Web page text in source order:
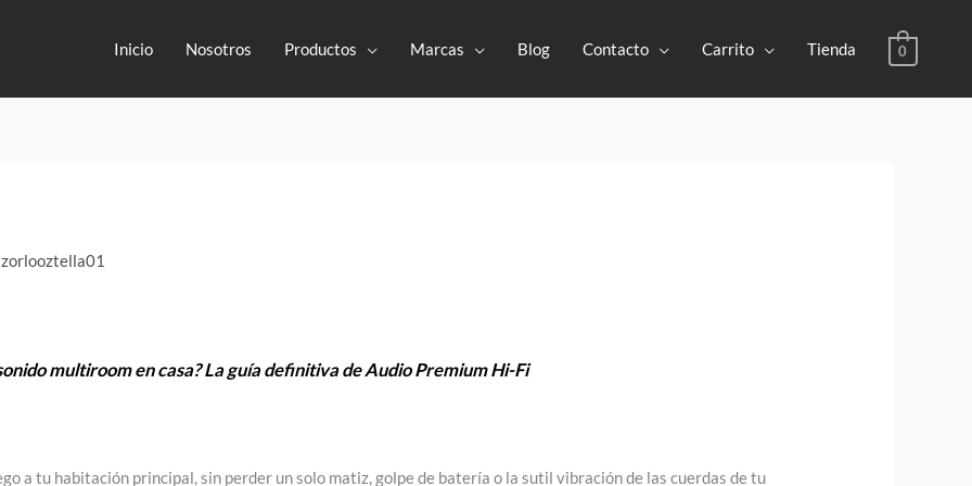
Inicio Nosotros Productos Marcas Blog Contacto Carrito Tienda 0
zorlooztella01
multiroom en casa? La guía definitiva de Audio Premium Hi-Fi
a tu habitación principal, sin perder un solo matiz, golpe de batería o la sutil vibración de las cuerdas de tu